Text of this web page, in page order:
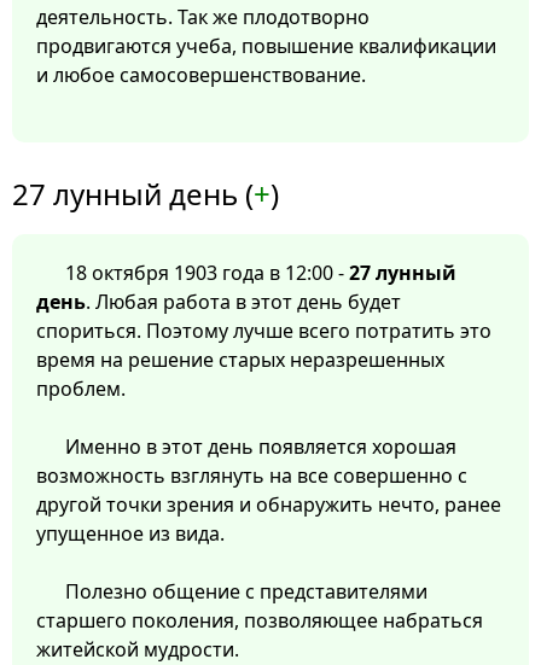
деятельность. Так же плодотворно
продвигаются учеба, повышение квалификации
и любое самосовершенствование.
27 лунный день (+)
18 октября 1903 года в 12:00 -27 лунный
день. Любая работа в этот день будет
спориться. Поэтому лучше всего потратить это
время на решение старых неразрешенных
проблем.
Именно в этот день появляется хорошая
возможность взглянуть на все совершенно с
другой точки зрения и обнаружить нечто, ранее
упущенное из вида.
Полезно общение с представителями
старшего поколения, позволяющее набраться
житейской мудрости.